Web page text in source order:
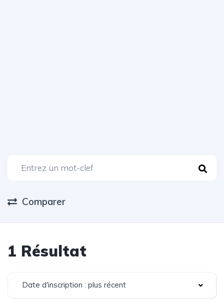
Comparer
1 Résultat
Date d'inscription : plus récent